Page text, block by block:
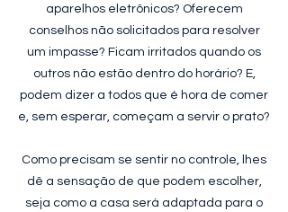
aparelhos eletrônicos? Oferecem
conselhos não solicitados para resolver
um impasse? Ficam irritados quando os
outros não estão dentro do horário? E,
podem dizer a todos que é hora de comer
e, sem esperar, começam a servir o prato?
Como precisam se sentir no controle, lhes
dê a sensação de que podem escolher,
seja como a casa será adaptada para o